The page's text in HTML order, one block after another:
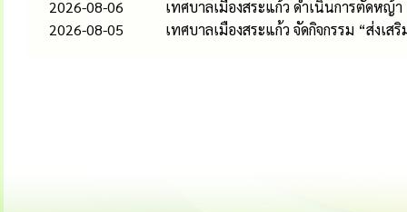
2026-08-06
เทศบาลเมืองสระแก้ว ดำเนินการตัดหญ้า
2026-08-05
เทศบาลเมืองสระแก้ว จัดกิจกรรม “ส่งเ